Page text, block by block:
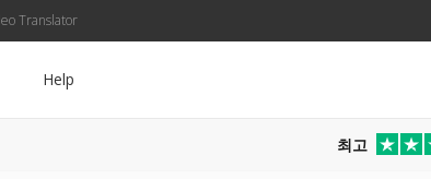
Translator
Help
최고